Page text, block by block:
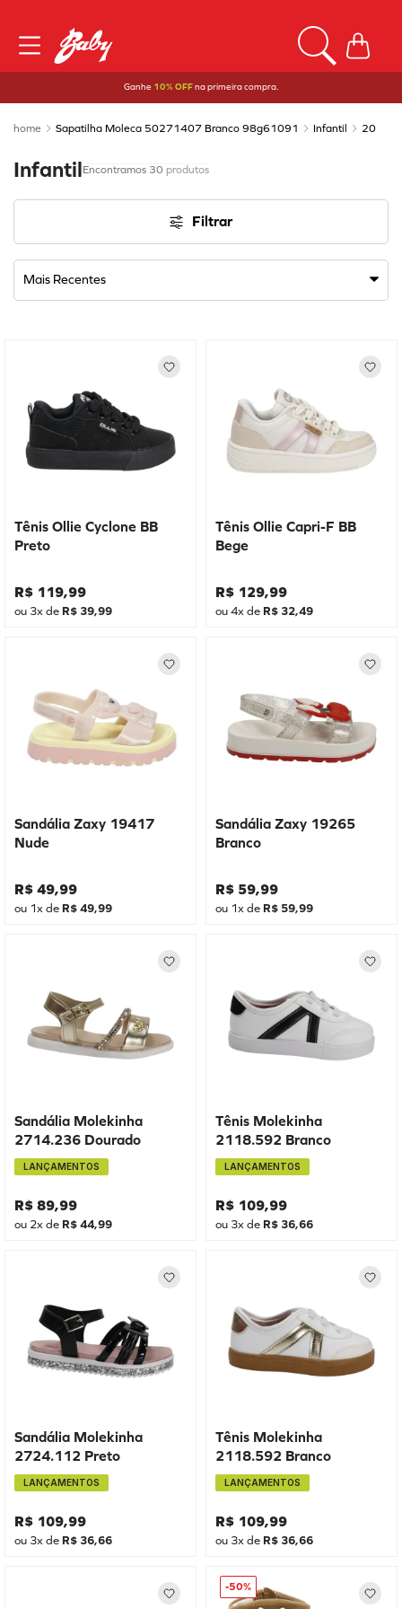
Ganhe 10% OFFna primeira compra.
Sapatilha Moleca 50271407 Branco 98g61091 Infantil 20
Infantil 30 produtos
Filtrar
Mais Recentes
Tênis Ollie Cyclone BB
Preto
R$ 119,99
ou 3x de R$ 39,99
Tênis Ollie Capri-F BB
Bege
R$ 129,99
ou4x de R$ 32,49
Sandália Zaxy 19417
Nude
R$ 49,99
ou 1x de R$49,99
Sandália Zaxy 19265
Branco
R$ 59,99
ou 1x de R$ 59,99
Sandália Molekinha
2714.236 Dourado
LANÇAMENTOS
R$ 89,99
ou 2x de R$44,99
Tênis Molekinha
2118.592 Branco
LANÇAMENTOS
R$ 109,99
ou 3x de R$ 36,66
Sandália Molekinha
2724.112 Preto
LANÇAMENTOS
R$ 109,99
ou 3x de R$ 36,66
Tênis Molekinha
2118.592 Branco
LANÇAMENTOS
R$ 109,99
ou 3x de R$ 36,66
-50%